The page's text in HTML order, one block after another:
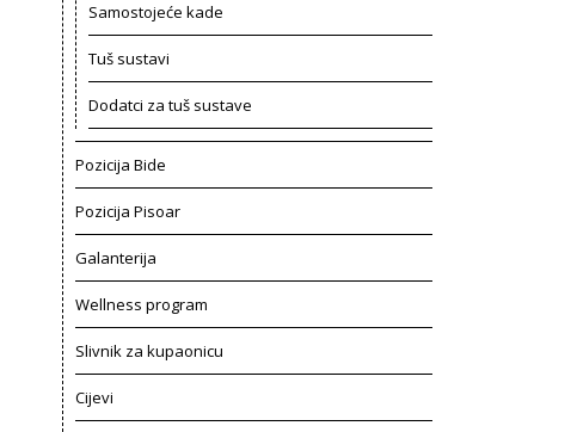
Samostojeće kade
Tuš sustavi
Dodatci za tuš sustave
Pozicija Bide
Pozicija Pisoar
Galanterija
Wellness program
Slivnik za kupaonicu
Cijevi